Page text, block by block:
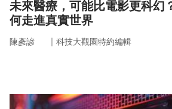
未來醫療，可能比電影更科幻
何走進真實世界
陳彥諺 ｜ 科技大觀園特約編輯